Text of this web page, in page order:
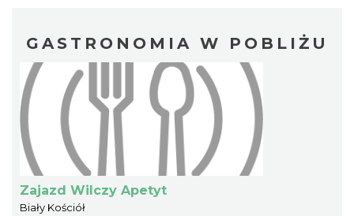
GASTRONOMIA W POBLIŻU
Zajazd Wilczy Apetyt
Biały Kościół